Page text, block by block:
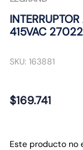
415VAC 27022
SKU: 163881
$169.741
Este producto no